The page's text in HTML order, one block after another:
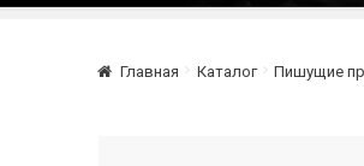
Главная Каталог Пишущие